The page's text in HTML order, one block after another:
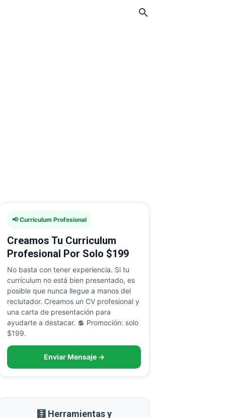
📢 Curriculum Profesional
Creamos Tu Curriculum
Profesional Por Solo $199
No basta con tener experiencia. Si tu
currículum no está bien presentado, es
posible que nunca llegue a manos del
reclutador. Creamos un CV profesional y
una carta de presentación para
ayudarte a destacar. 💲 Promoción: solo
$199.
Enviar Mensaje →
🧮 Herramientas y